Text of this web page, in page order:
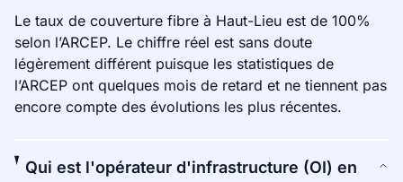
Le taux de couverture fibre à Haut-Lieu est de 100%
selon l’ARCEP. Le chiffre réel est sans doute
légèrement différent puisque les statistiques de
l’ARCEP ont quelques mois de retard et ne tiennent pas
encore compte des évolutions les plus récentes.
Qui est l'opérateur d'infrastructure (OI) en